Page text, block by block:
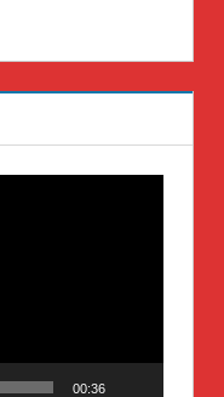
00:36